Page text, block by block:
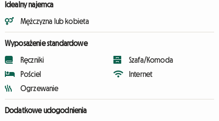
Idealny najemca
Mężczyzna lub kobieta
Wyposażenie standardowe
Ręczniki
Pościel
Ogrzewanie
Szafa/Komoda
Internet
Dodatkowe udogodnienia